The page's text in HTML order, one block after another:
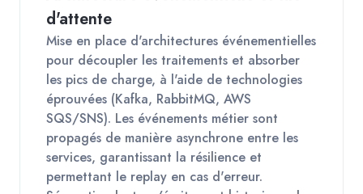
d'attente
Mise en place d'architectures événementielles
pour découpler les traitements et absorber
les pics de charge, à l'aide de technologies
éprouvées (Kafka, RabbitMQ, AWS
SQS/SNS). Les événements métier sont
propagés de manière asynchrone entre les
services, garantissant la résilience et
permettant le replay en cas d'erreur.